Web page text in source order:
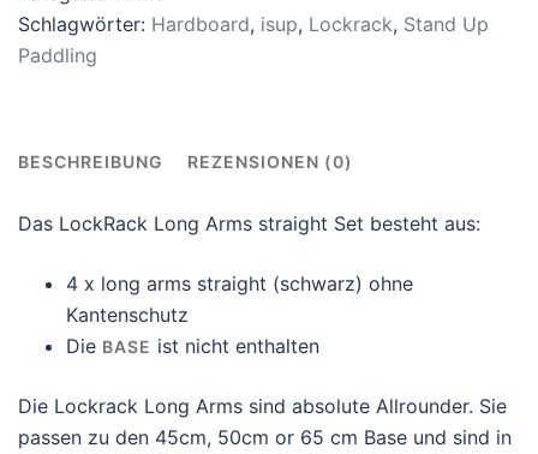
Schlagwörter: Hardboard, isup, Lockrack, Stand Up
Paddling
BESCHREIBUNG REZENSIONEN (0)
Das LockRack Long Arms straight Set besteht aus:
4 x long arms straight (schwarz) ohne
Kantenschutz
Die BASE ist nicht enthalten
Die Lockrack Long Arms sind absolute Allrounder. Sie
passen zu den 45cm, 50cm or 65 cm Base und sind in